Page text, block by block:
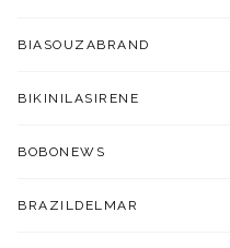
BIASOUZABRAND
BIKINILASIRENE
BOBONEWS
BRAZILDELMAR